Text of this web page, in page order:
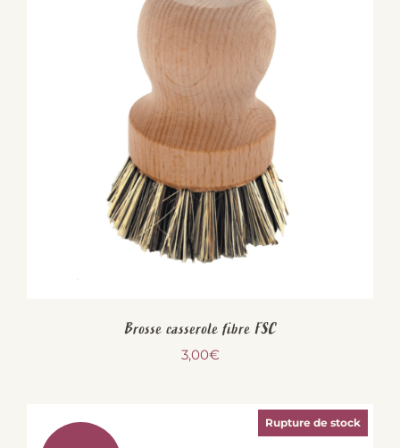
Brosse casserole fibre FSC
3,00€
Rupture de stock